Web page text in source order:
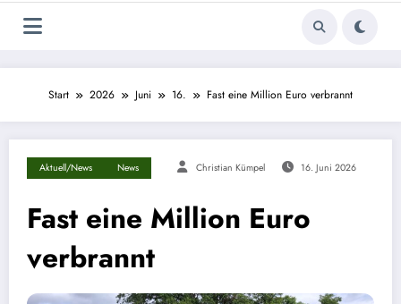
Start 2026 Juni 16. Fast eine Million Euro verbrannt
Aktuell/News News Christian Kümpel 16. Juni 2026
Fast eine Million Euro
verbrannt